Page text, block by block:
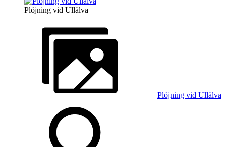
Plöjning vid Ullälva
Plöjning vid Ullälva